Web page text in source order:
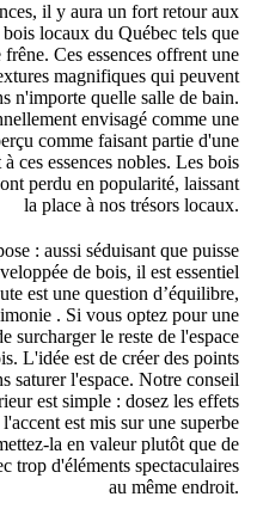
il y aura un fort retour aux
locaux du Québec tels que
Ces essences offrent une
magnifiques qui peuvent
n'importe quelle salle de bain.
envisagé comme une
comme faisant partie d'une
ces essences nobles. Les bois
perdu en popularité, laissant
la place à nos trésors locaux.
: aussi séduisant que puisse
de bois, il est essentiel
est une question d’équilibre,
. Si vous optez pour une
surcharger le reste de l'espace
L'idée est de créer des points
saturer l'espace. Notre conseil
est simple : dosez les effets
est mis sur une superbe
la en valeur plutôt que de
trop d'éléments spectaculaires
au même endroit.